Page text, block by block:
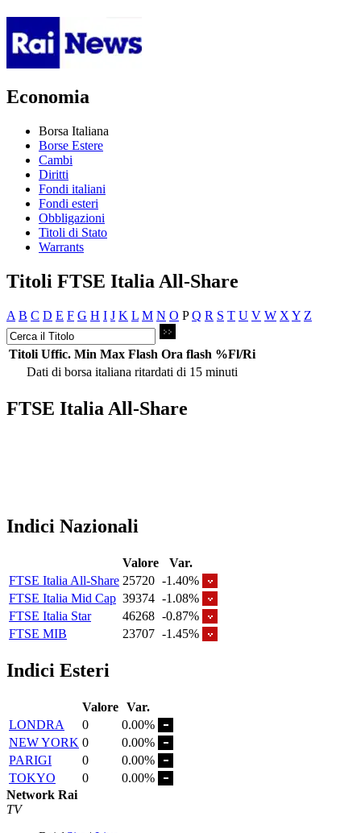
Economia
Borsa Italiana
Borse Estere
Cambi
Diritti
Fondi italiani
Fondi esteri
Obbligazioni
Titoli di Stato
Warrants
Titoli FTSE Italia All-Share
A B C D E F G H I J K L M N O PQ R S T U V W X Y Z
Titoli Uffic. Min Max Flash Ora flash %Fl/Ri
Dati di borsa italiana ritardati di 15 minuti
FTSE Italia All-Share
Indici Nazionali
Valore
Var.
FTSE Italia All-Share 25720 -1.40%
FTSE Italia Mid Cap 39374 -1.08%
FTSE Italia Star
46268 -0.87%
FTSE MIB
23707 -1.45%
Indici Esteri
Valore Var.
LONDRA
0
0.00%
NEW YORK 0
0.00%
PARIGI
0
0.00%
TOKYO
0
0.00%
Network Rai
TV